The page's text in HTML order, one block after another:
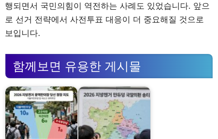
행되면서 국민의힘이 역전하는 사례도 있었습니다. 앞으
로 선거 전략에서 사전투표 대응이 더 중요해질 것으로
보입니다.
함께보면 유용한 게시물